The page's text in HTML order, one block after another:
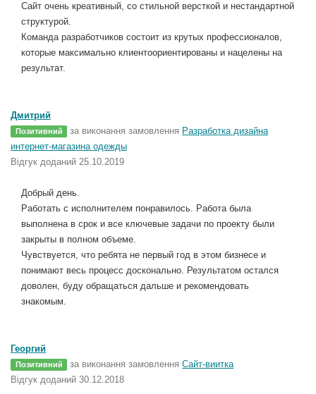
Сайт очень креативный, со стильной версткой и нестандартной
структурой.
Команда разработчиков состоит из крутых профессионалов,
которые максимально клиентоориентированы и нацелены на
результат.
Дмитрий
Позитивний за виконання замовлення Разработка дизайна
интернет-магазина одежды
Відгук доданий 25.10.2019
Добрый день.
Работать с исполнителем понравилось. Работа была
выполнена в срок и все ключевые задачи по проекту были
закрыты в полном объеме.
Чувствуется, что ребята не первый год в этом бизнесе и
понимают весь процесс досконально. Результатом остался
доволен, буду обращаться дальше и рекомендовать
знакомым.
Георгий
Позитивний за виконання замовленняСайт-виитка
Відгук доданий 30.12.2018